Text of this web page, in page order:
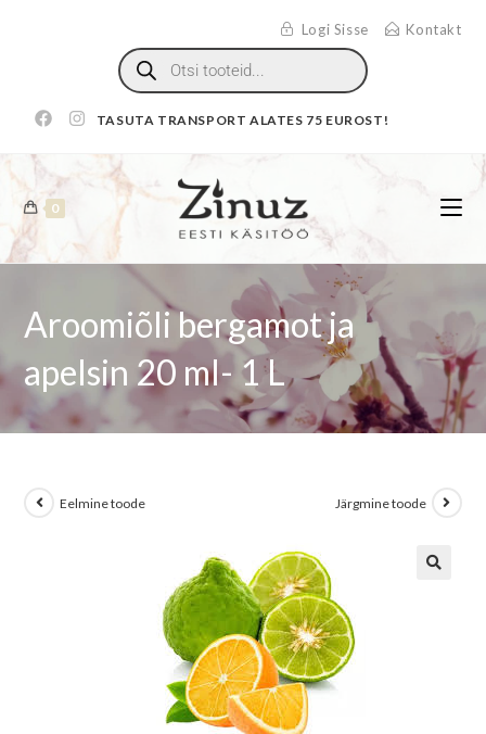
Logi Sisse Kontakt
TASUTA TRANSPORT ALATES 75 EUROST!
0
Aroomiõli bergamot ja
apelsin 20 ml- 1 L
Eelmine toode Järgmine toode